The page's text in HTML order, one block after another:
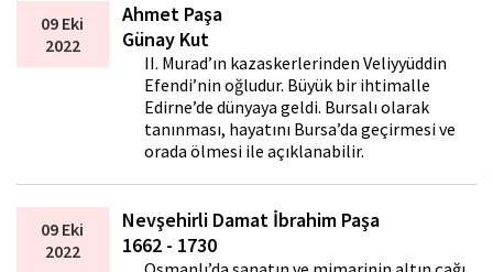
09 Eki
2022
Ahmet Paşa
Günay Kut
II. Murad’ın kazaskerlerinden Veliyyüddin
Efendi’nin oğludur. Büyük bir ihtimalle
Edirne’de dünyaya geldi. Bursalı olarak
tanınması, hayatını Bursa’da geçirmesi ve
orada ölmesi ile açıklanabilir.
09 Eki
2022
Nevşehirli Damat İbrahim Paşa
1662 - 1730